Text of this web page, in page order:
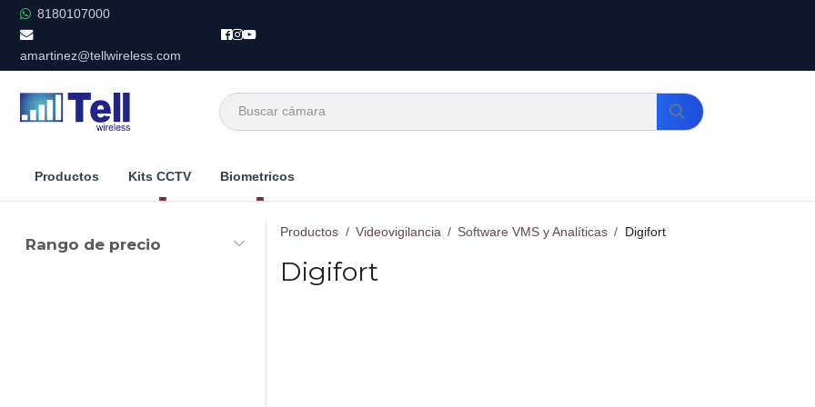
Ir al contenido
8180107000
amartinez@tellwireless.com
Productos Kits CCTV Biometricos
Rango de precio
Productos Videovigilancia Software VMS y Analíticas Digifort
Digifort